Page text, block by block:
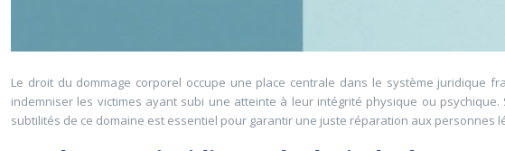
Le droit du dommage corporel occupe une place centrale dans le système
indemniser les victimes ayant subi une atteinte à leur intégrité physique ou
subtilités de ce domaine est essentiel pour garantir une juste réparation aux personnes